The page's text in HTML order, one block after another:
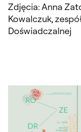
Zdjęcia: Anna
Kowalczuk,
Doświadczalnej